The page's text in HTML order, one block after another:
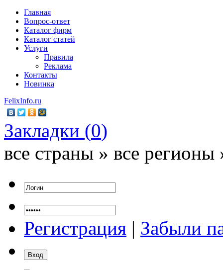
Главная
Вопрос-ответ
Каталог фирм
Каталог статей
Услуги
Правила
Реклама
Контакты
Новинка
FelixInfo.ru
Закладки (0)
все страны » все регионы
Регистрация | Забыли